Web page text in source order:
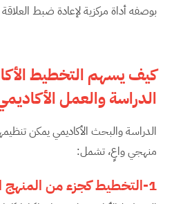
بوصفه أداة مركزية لإعادة ضبط
كيف يسهم التخطيط
الدراسة والعمل
الدراسة والبحث الأكاديمي يمكن
منهجي واعٍ، تشمل:
1-التخطيط كجزء من المنهج البحثي